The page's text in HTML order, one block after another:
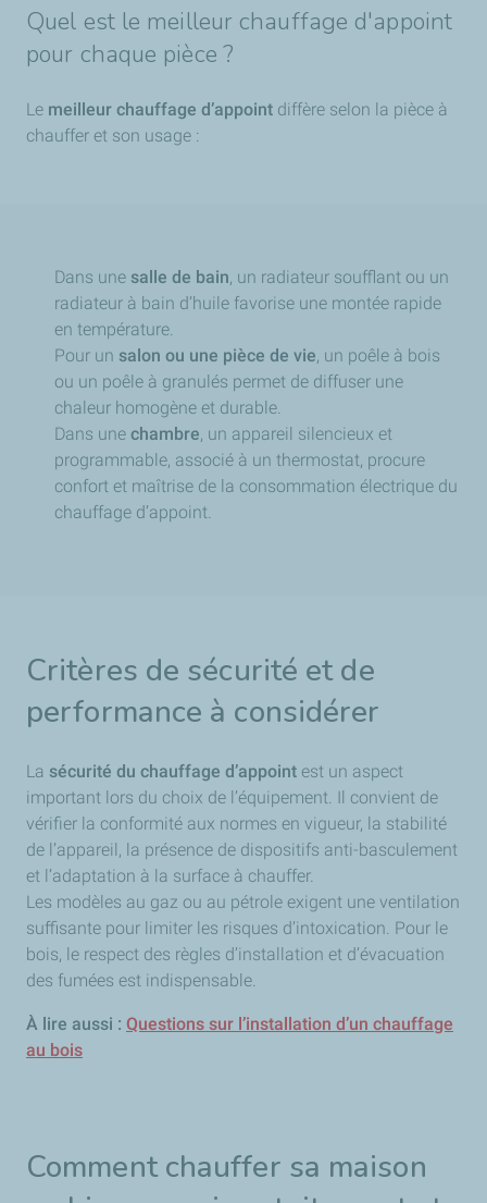
Quel est le meilleur chauffage d'appoint
pour chaque pièce ?
Le meilleur chauffage d’appoint diffère selon la pièce à
chauffer et son usage :
Dans une salle de bain, un radiateur soufflant ou un
radiateur à bain d’huile favorise une montée rapide
en température.
Pour un salon ou une pièce de vie, un poêle à bois
ou un poêle à granulés permet de diffuser une
chaleur homogène et durable.
Dans une chambre, un appareil silencieux et
programmable, associé à un thermostat, procure
confort et maîtrise de la consommation électrique du
chauffage d’appoint.
Critères de sécurité et de
performance à considérer
La sécurité du chauffage d’appoint est un aspect
important lors du choix de l’équipement. Il convient de
vérifier la conformité aux normes en vigueur, la stabilité
de l’appareil, la présence de dispositifs anti-basculement
et l’adaptation à la surface à chauffer.
Les modèles au gaz ou au pétrole exigent une ventilation
suffisante pour limiter les risques d’intoxication. Pour le
bois, le respect des règles d’installation et d’évacuation
des fumées est indispensable.
À lire aussi : Questions sur l’installation d’un chauffage
au bois
Comment chauffer sa maison